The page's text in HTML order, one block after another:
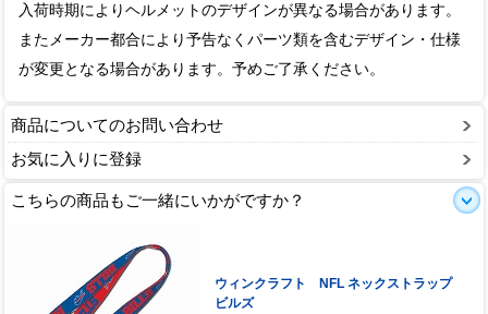
入荷時期によりヘルメットのデザインが異なる場合があります。
またメーカー都合により予告なくパーツ類を含むデザイン・仕様
が変更となる場合があります。予めご了承ください。
商品についてのお問い合わせ
お気に入りに登録
こちらの商品もご一緒にいかがですか？
ウィンクラフト NFL ネックストラップ
ビルズ